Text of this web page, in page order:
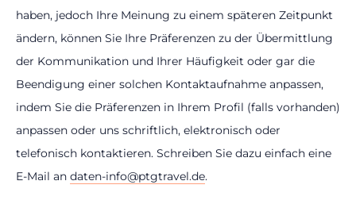
haben, jedoch Ihre Meinung zu einem späteren Zeitpunkt
ändern, können Sie Ihre Präferenzen zu der Übermittlung
der Kommunikation und Ihrer Häufigkeit oder gar die
Beendigung einer solchen Kontaktaufnahme anpassen,
indem Sie die Präferenzen in Ihrem Profil (falls vorhanden)
anpassen oder uns schriftlich, elektronisch oder
telefonisch kontaktieren. Schreiben Sie dazu einfach eine
E-Mail an daten-info@ptgtravel.de.